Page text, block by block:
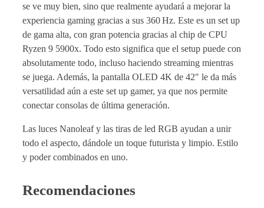
se ve muy bien, sino que realmente ayudará a mejorar la
experiencia gaming gracias a sus 360 Hz. Este es un set up
de gama alta, con gran potencia gracias al chip de CPU
Ryzen 9 5900x. Todo esto significa que el setup puede con
absolutamente todo, incluso haciendo streaming mientras
se juega. Además, la pantalla OLED 4K de 42″ le da más
versatilidad aún a este set up gamer, ya que nos permite
conectar consolas de última generación.
Las luces Nanoleaf y las tiras de led RGB ayudan a unir
todo el aspecto, dándole un toque futurista y limpio. Estilo
y poder combinados en uno.
Recomendaciones